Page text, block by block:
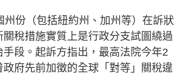
州份（包括紐約州、加州等）在訴狀
關稅措施實質上是行政分支試圖繞過
手段。起訴方指出，最高法院今年2
政府先前加徵的全球「對等」關稅違